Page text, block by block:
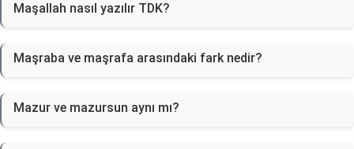
Maşallah nasıl yazılır TDK?
Maşraba ve maşrafa arasındaki fark nedir?
Mazur ve mazursun aynı mı?